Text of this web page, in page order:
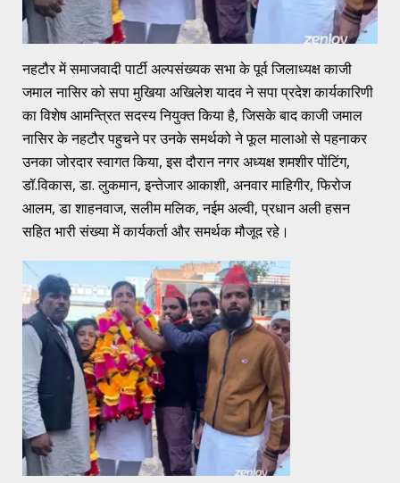
नहटौर में समाजवादी पार्टी अल्पसंख्यक सभा के पूर्व जिलाध्यक्ष काजी
जमाल नासिर को सपा मुखिया अखिलेश यादव ने सपा प्रदेश कार्यकारिणी
का विशेष आमन्त्रित सदस्य नियुक्त किया है, जिसके बाद काजी जमाल
नासिर के नहटौर पहुचने पर उनके समर्थको ने फूल मालाओ से पहनाकर
उनका जोरदार स्वागत किया, इस दौरान नगर अध्यक्ष शमशीर पोंटिंग,
डॉ.विकास, डा. लुकमान, इन्तेजार आकाशी, अनवार माहिगीर, फिरोज
आलम, डा शाहनवाज, सलीम मलिक, नईम अल्वी, प्रधान अली हसन
सहित भारी संख्या में कार्यकर्ता और समर्थक मौजूद रहे।